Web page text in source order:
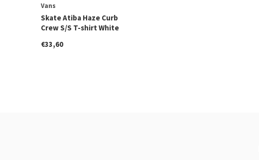
Vans
Skate Atiba Haze Curb
Crew S/S T-shirt White
€33,60